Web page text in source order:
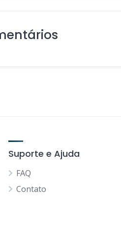
Suporte e Ajuda
FAQ
Contato